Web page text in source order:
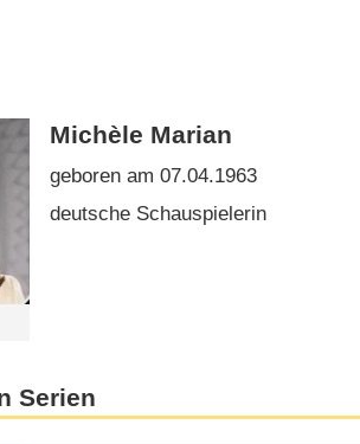
Michèle Marian
geboren am 07.04.1963
deutsche Schauspielerin
Serien